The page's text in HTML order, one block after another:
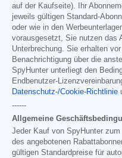
auf der Kaufseite). Ihr
jeweils gültigen Standard-
oder wie in den
vorausgesetzt, Sie nutzen das
Unterbrechung. Sie erhalten
Benachrichtigung über die
SpyHunter unterliegt den
Endbenutzer-
Datenschutz-/Cookie-Richtlinie
------
Allgemeine
Jeder Kauf von SpyHunter
des angebotenen
gültigen Standardpreise für